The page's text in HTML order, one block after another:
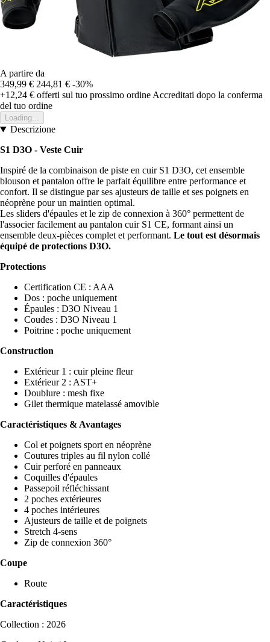
A partire da
349,99 € 244,81 € -30%
+12,24 € offerti sul tuo prossimo ordine Accreditati dopo la conferma
del tuo ordine
Loading...
Descrizione
S1 D3O - Veste Cuir
Inspiré de la combinaison de piste en cuir S1 D3O, cet ensemble
blouson et pantalon offre le parfait équilibre entre performance et
confort. Il se distingue par ses ajusteurs de taille et ses poignets en
néoprène pour un maintien optimal.
Les sliders d'épaules et le zip de connexion à 360° permettent de
l'associer facilement au pantalon cuir S1 CE, formant ainsi un
ensemble deux-pièces complet et performant. Le tout est désormais
équipé de protections D3O.
Protections
Certification CE : AAA
Dos : poche uniquement
Épaules : D3O Niveau 1
Coudes : D3O Niveau 1
Poitrine : poche uniquement
Construction
Extérieur 1 : cuir pleine fleur
Extérieur 2 : AST+
Doublure : mesh fixe
Gilet thermique matelassé amovible
Caractéristiques & Avantages
Col et poignets sport en néoprène
Coutures triples au fil nylon collé
Cuir perforé en panneaux
Coquilles d'épaules
Passepoil réfléchissant
2 poches extérieures
4 poches intérieures
Ajusteurs de taille et de poignets
Stretch 4-sens
Zip de connexion 360°
Coupe
Route
Caractéristiques
Collection : 2026